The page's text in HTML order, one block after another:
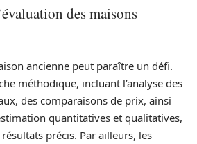
des maisons
ancienne peut paraître un défi.
méthodique, incluant l’analyse des
des comparaisons de prix, ainsi
quantitatives et qualitatives,
précis. Par ailleurs, les